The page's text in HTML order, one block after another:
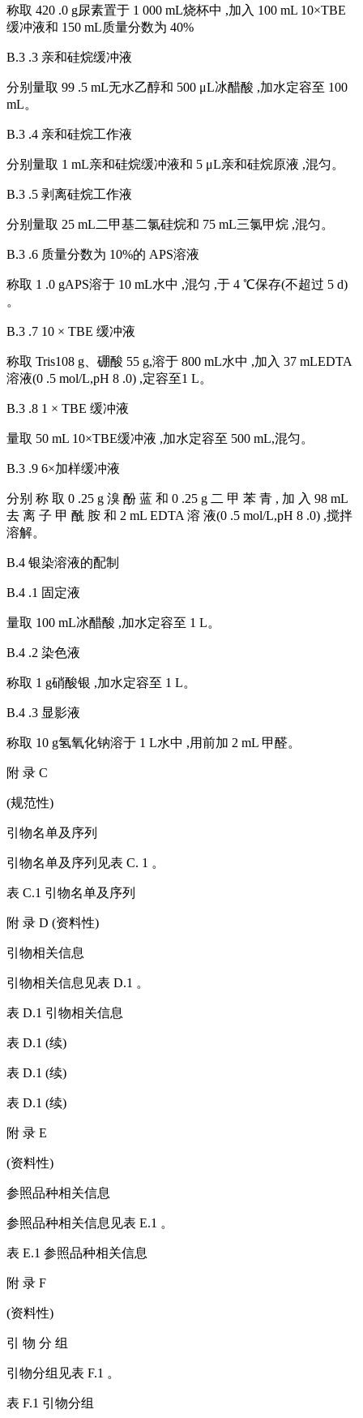
称取 420 .0 g尿素置于 1 000 mL烧杯中 ,加入 100 mL 10×TBE
缓冲液和 150 mL质量分数为 40%
B.3 .3 亲和硅烷缓冲液
分别量取 99 .5 mL无水乙醇和 500 μL冰醋酸 ,加水定容至 100
mL。
B.3 .4 亲和硅烷工作液
分别量取 1 mL亲和硅烷缓冲液和 5 μL亲和硅烷原液 ,混匀。
B.3 .5 剥离硅烷工作液
分别量取 25 mL二甲基二氯硅烷和 75 mL三氯甲烷 ,混匀。
B.3 .6 质量分数为 10%的 APS溶液
称取 1 .0 gAPS溶于 10 mL水中 ,混匀 ,于 4 ℃保存(不超过 5 d)
。
B.3 .7 10 × TBE 缓冲液
称取 Tris108 g、硼酸 55 g,溶于 800 mL水中 ,加入 37 mLEDTA
溶液(0 .5 mol/L,pH 8 .0) ,定容至1 L。
B.3 .8 1 × TBE 缓冲液
量取 50 mL 10×TBE缓冲液 ,加水定容至 500 mL,混匀。
B.3 .9 6×加样缓冲液
分别 称 取 0 .25 g 溴 酚 蓝 和 0 .25 g 二 甲 苯 青 , 加 入 98 mL
去 离 子 甲 酰 胺 和 2 mL EDTA 溶 液(0 .5 mol/L,pH 8 .0) ,搅拌
溶解。
B.4 银染溶液的配制
B.4 .1 固定液
量取 100 mL冰醋酸 ,加水定容至 1 L。
B.4 .2 染色液
称取 1 g硝酸银 ,加水定容至 1 L。
B.4 .3 显影液
称取 10 g氢氧化钠溶于 1 L水中 ,用前加 2 mL 甲醛。
附 录 C
(规范性)
引物名单及序列
引物名单及序列见表 C. 1 。
表 C.1 引物名单及序列
附 录 D (资料性)
引物相关信息
引物相关信息见表 D.1 。
表 D.1 引物相关信息
表 D.1 (续)
表 D.1 (续)
表 D.1 (续)
附 录 E
(资料性)
参照品种相关信息
参照品种相关信息见表 E.1 。
表 E.1 参照品种相关信息
附 录 F
(资料性)
引 物 分 组
引物分组见表 F.1 。
表 F.1 引物分组